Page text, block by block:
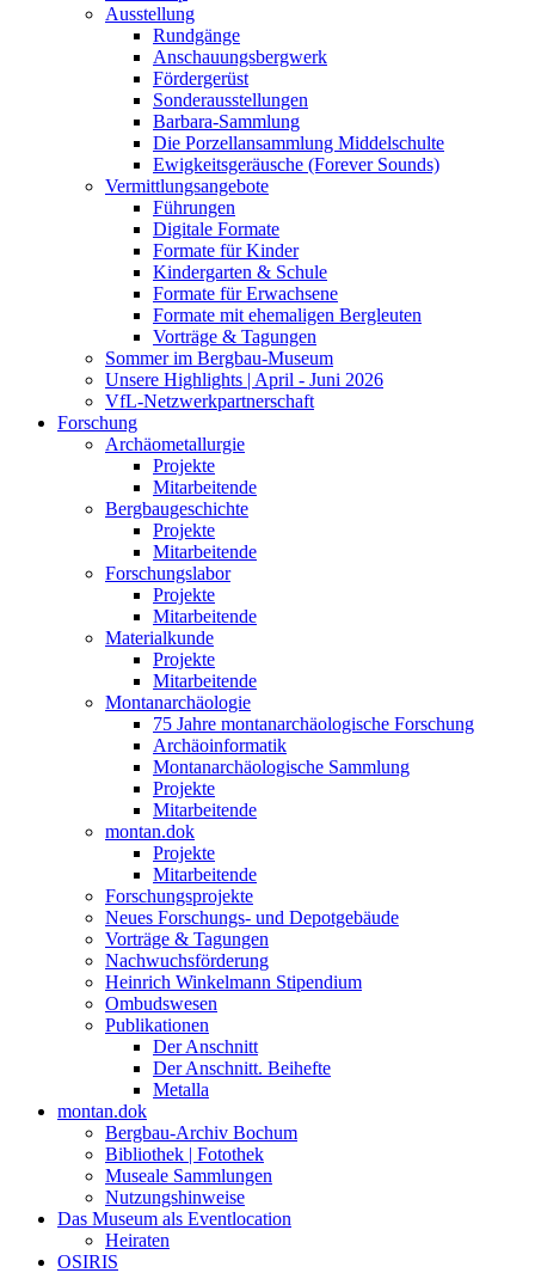
Ausstellung
Rundgänge
Anschauungsbergwerk
Fördergerüst
Sonderausstellungen
Barbara-Sammlung
Die Porzellansammlung Middelschulte
Ewigkeitsgeräusche (Forever Sounds)
Vermittlungsangebote
Führungen
Digitale Formate
Formate für Kinder
Kindergarten & Schule
Formate für Erwachsene
Formate mit ehemaligen Bergleuten
Vorträge & Tagungen
Sommer im Bergbau-Museum
Unsere Highlights | April - Juni 2026
VfL-Netzwerkpartnerschaft
Forschung
Archäometallurgie
Projekte
Mitarbeitende
Bergbaugeschichte
Projekte
Mitarbeitende
Forschungslabor
Projekte
Mitarbeitende
Materialkunde
Projekte
Mitarbeitende
Montanarchäologie
75 Jahre montanarchäologische Forschung
Archäoinformatik
Montanarchäologische Sammlung
Projekte
Mitarbeitende
montan.dok
Projekte
Mitarbeitende
Forschungsprojekte
Neues Forschungs- und Depotgebäude
Vorträge & Tagungen
Nachwuchsförderung
Heinrich Winkelmann Stipendium
Ombudswesen
Publikationen
Der Anschnitt
Der Anschnitt. Beihefte
Metalla
montan.dok
Bergbau-Archiv Bochum
Bibliothek | Fotothek
Museale Sammlungen
Nutzungshinweise
Das Museum als Eventlocation
Heiraten
OSIRIS